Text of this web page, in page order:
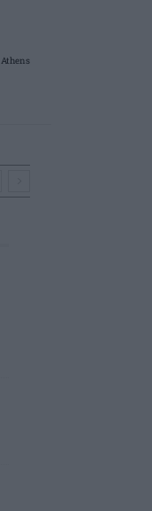
Athens